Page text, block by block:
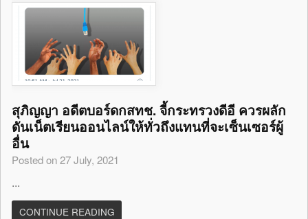
สุภิญญา อดีตบอร์ดกสทช. จี้กระทรวงดีอี ควรผลัก
ดันเน็ตเรียนออนไลน์ให้ทั่วถึงแทนที่จะเซ็นเซอร์ผู้
อื่น
Posted on 27 July, 2021
...
CONTINUE READING